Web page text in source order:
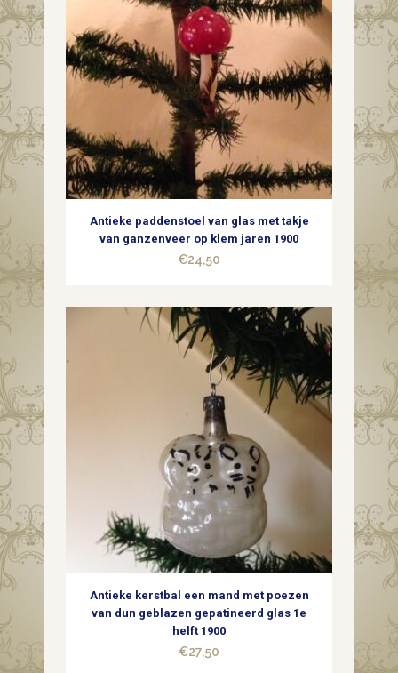
Antieke paddenstoel van glas met takje
van ganzenveer op klem jaren 1900
€24,50
Antieke kerstbal een mand met poezen
van dun geblazen gepatineerd glas 1e
helft 1900
€27,50